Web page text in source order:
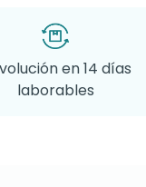
en 14 días
laborables